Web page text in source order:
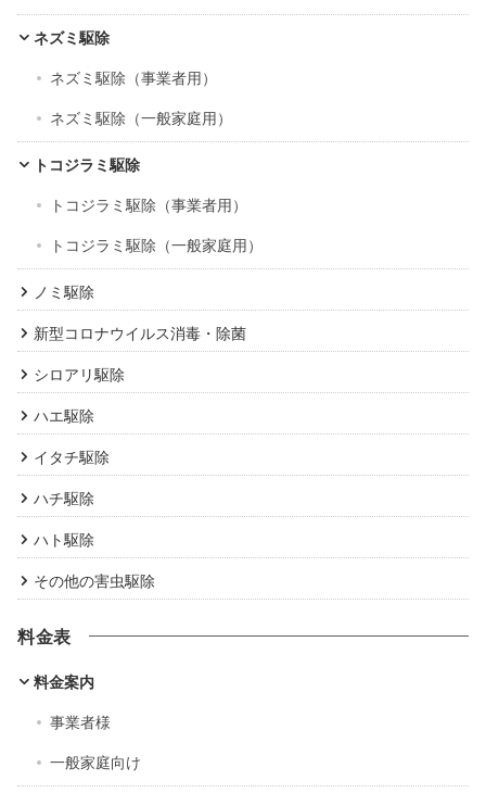
ネズミ駆除
ネズミ駆除（事業者用）
ネズミ駆除（一般家庭用）
トコジラミ駆除
トコジラミ駆除（事業者用）
トコジラミ駆除（一般家庭用）
ノミ駆除
新型コロナウイルス消毒・除菌
シロアリ駆除
ハエ駆除
イタチ駆除
ハチ駆除
ハト駆除
その他の害虫駆除
料金表
料金案内
事業者様
一般家庭向け